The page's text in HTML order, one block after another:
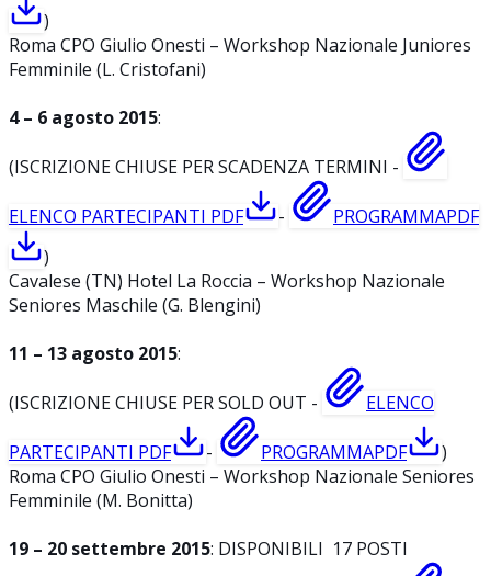
)
Roma CPO Giulio Onesti – Workshop Nazionale Juniores
Femminile (L. Cristofani)
4 – 6 agosto 2015:
(ISCRIZIONE CHIUSE PER SCADENZA TERMINI -
ELENCO PARTECIPANTI PDF - PROGRAMMAPDF
)
Cavalese (TN) Hotel La Roccia – Workshop Nazionale
Seniores Maschile (G. Blengini)
11 – 13 agosto 2015:
(ISCRIZIONE CHIUSE PER SOLD OUT - ELENCO
PARTECIPANTI PDF - PROGRAMMAPDF
)
Roma CPO Giulio Onesti – Workshop Nazionale Seniores
Femminile (M. Bonitta)
19 – 20 settembre 2015: DISPONIBILI 17 POSTI